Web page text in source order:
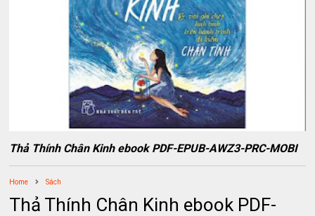
Thả Thính Chân Kinh ebook PDF-EPUB-AWZ3-PRC-MOBI
Home Sách
Thả Thính Chân Kinh ebook PDF-